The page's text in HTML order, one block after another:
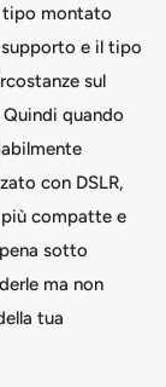
tipo montato
e il tipo
sul
quando
con DSLR,
compatte e
sotto
ma non
tua